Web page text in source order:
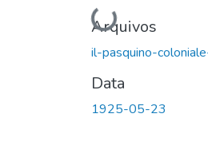
Carregando...
Arquivos
il-pasquino-
Data
1925-05-23